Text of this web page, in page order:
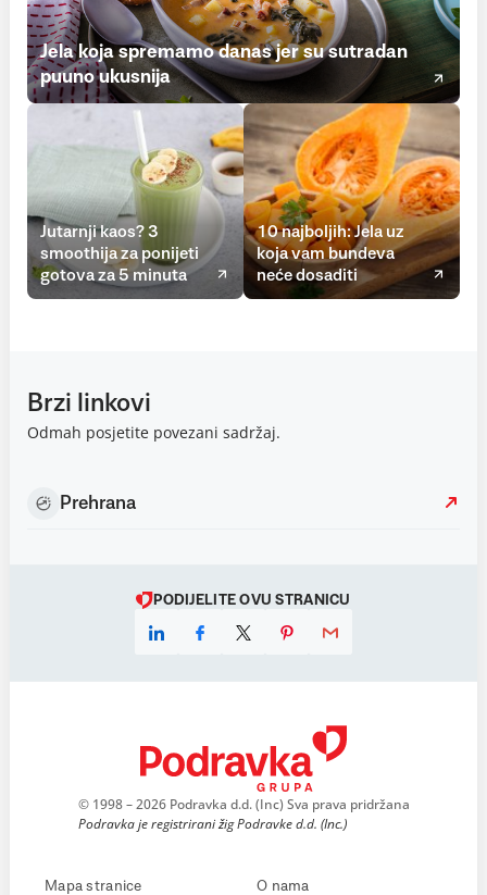
Jela koja spremamo danas jer su sutradan
puuno ukusnija
Jutarnji kaos? 3
smoothija za ponijeti
gotova za 5 minuta
10 najboljih: Jela uz
koja vam bundeva
neće dosaditi
Brzi linkovi
Odmah posjetite povezani sadržaj.
Prehrana
PODIJELITE OVU STRANICU
© 1998 – 2026 Podravka d.d. (Inc) Sva prava pridržana
Podravka je registrirani žig Podravke d.d. (Inc.)
Mapa stranice O nama